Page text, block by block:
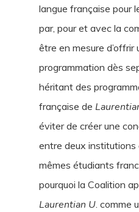
langue française pour
par, pour et avec la
être en mesure d’offrir
programmation dès
héritant des
française de
éviter de créer une
entre deux institutions
mêmes étudiants
pourquoi la Coalition
Laurentian U . comme